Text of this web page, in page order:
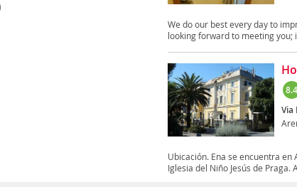
We do our best every day to
looking forward to meeting you;
8.4
Via
Ubicación. Ena se encuentra
Iglesia del Niño Jesús de Praga.